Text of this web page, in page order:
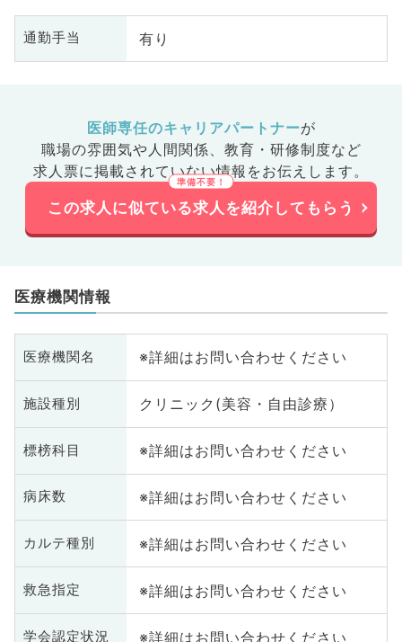
科系全般、一般外科、消化器外
科、乳腺外科、総合診療科、美容
系、膠原病科、スポーツ整形外
科、大腸・肛門外科、産業医、脊
髄・脊椎外科、科目不問
通勤手当 有り
医師専任のキャリアパートナーが
職場の雰囲気や人間関係、 教育・研修制度など
求人票に掲載されていない情報をお伝えします。
この求人に似ている求人を紹介してもらう
医療機関情報
医療機関名 ※詳細はお問い合わせください
施設種別 クリニック(美容・自由診療）
標榜科目 ※詳細はお問い合わせください
病床数 ※詳細はお問い合わせください
カルテ種別 ※詳細はお問い合わせください
救急指定 ※詳細はお問い合わせください
学会認定状況 ※詳細はお問い合わせください